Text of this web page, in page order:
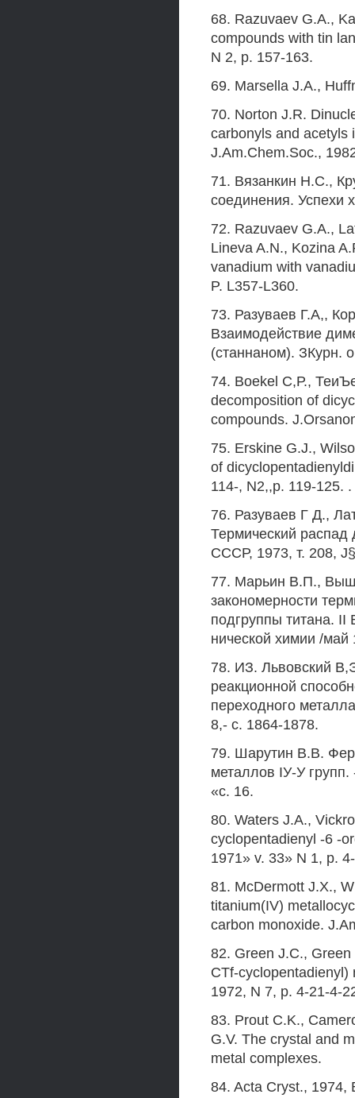
68. Razuvaev G.A.,
compounds with tin
N 2, p. 157-163.
69. Marsella J.A.,
70. Norton J.R.
carbonyls and acetyls
J.Am.Chem.Soc.,
71. Вязанкин Н.С.,
соединения. Успехи
72. Razuvaev G.A.,
Lineva A.N., Kozina
vanadium with
P. L357-L360.
73. Разуваев Г.А,,
Взаимодействие
(станнаном). ЗКурн.
74. Boekel С,Р.,
decomposition of
compounds.
75. Erskine G.J.,
of
114-, N2,,p. 119-125. .
76. Разуваев Г Д.,
Термический
СССР, 1973, т. 208,
77. Марьин В.П.,
закономерности
подгруппы титана.
нической химии /май
78. ИЗ. Львовский
реакционной
переходного
8,- с. 1864-1878.
79. Шарутин В.В.
металлов IУ-У
«с. 16.
80. Waters J.A.,
cyclopentadienyl -6 -
1971» v. 33» N 1, p.
81. McDermott J.X.,
titanium(IV)
carbon monoxide.
82. Green J.C.,
CTf-
1972, N 7, p. 4-21-4-
83. Prout C.K.,
G.V. The crystal and
metal complexes.
84. Acta Cryst., 1974,